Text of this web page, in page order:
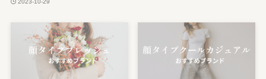
2023-10-29